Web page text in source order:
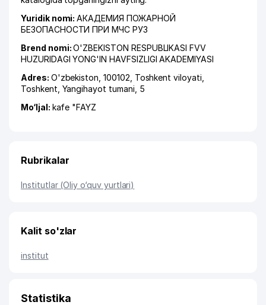
Yuridik nomi:АКАДЕМИЯ ПОЖАРНОЙ
БЕЗОПАСНОСТИ ПРИ МЧС РУЗ
Brend nomi:O'ZBEKISTON RESPUBLIKASI FVV
HUZURIDAGI YONG'IN HAVFSIZLIGI AKADEMIYASI
Adres: O'zbekiston, 100102, Toshkent viloyati
Toshkent Yangihayot tumani , 5
Mo‘ljal: kafe "FAYZ
Rubrikalar
Institutlar (Oliy o‘quv yurtlari)
Kalit so'zlar
institut
Statistika